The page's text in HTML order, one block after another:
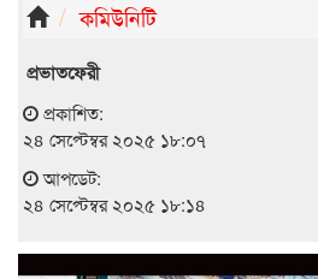
কমিউনিটি
প্রভাতফেরী
প্রকাশিত:
২৪ সেপ্টেম্বর ২০২৫ ১৮:০৭
আপডেট:
২৪ সেপ্টেম্বর ২০২৫ ১৮:১৪